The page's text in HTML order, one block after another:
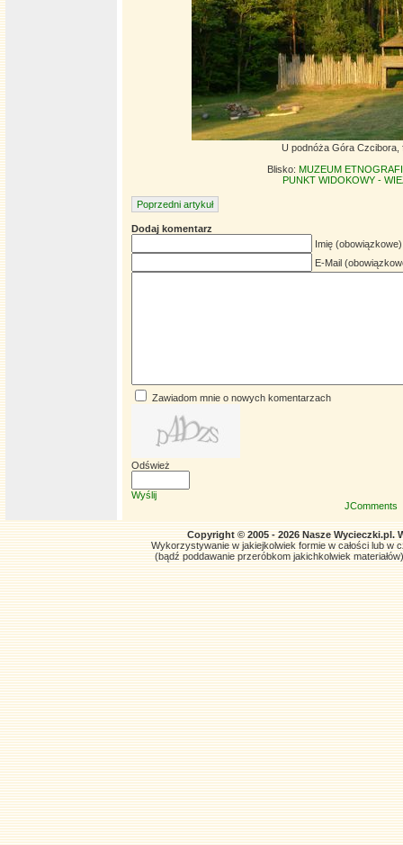
U podnóża Góra Czcibora,
Blisko: MUZEUM
PUNKT WIDOKOWY -
Poprzedni artykuł
Dodaj komentarz
Imię (obowiązkowe)
E-Mail
Zawiadom mnie o nowych komentarzach
Odśwież
Wyślij
JComments
Copyright © 2005 - 2026 Nasze Wycieczki.pl.
Wykorzystywanie w jakiejkolwiek formie w całości lub w
(bądź poddawanie przeróbkom jakichkolwiek